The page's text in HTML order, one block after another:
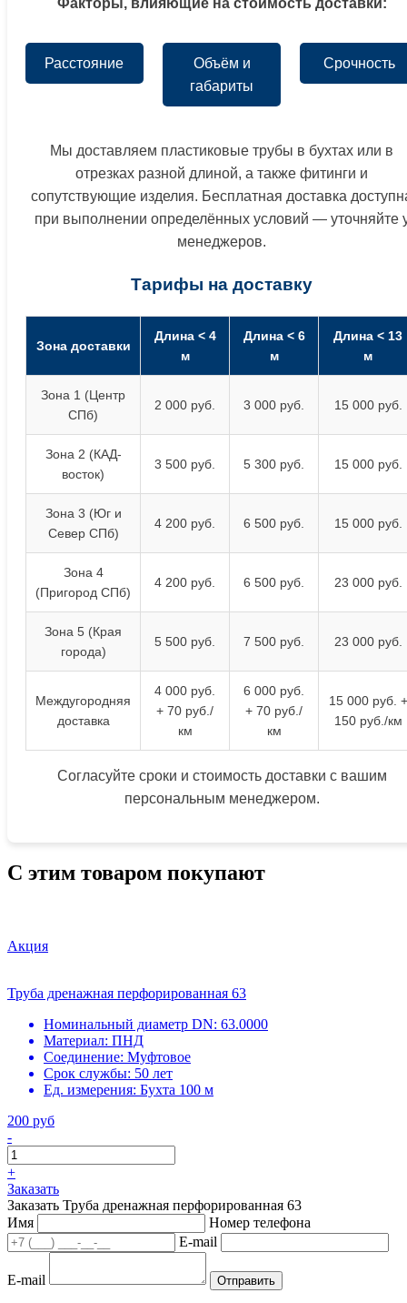
Факторы, влияющие на стоимость доставки:
Расстояние
Объём и
габариты
Срочность
Мы доставляем пластиковые трубы в бухтах или в
отрезках разной длиной, а также фитинги и
сопутствующие изделия. Бесплатная доставка
при выполнении определённых условий — уточняйте
менеджеров.
Тарифы на доставку
Зона доставки
Длина < 4
м
Длина < 6
м
Длина < 13
м
Зона 1 (Центр
СПб)
2 000 руб. 3 000 руб. 15 000 руб.
Зона 2 (КАД-
восток)
3 500 руб. 5 300 руб. 15 000 руб.
Зона 3 (Юг и
Север СПб)
4 200 руб. 6 500 руб. 15 000 руб.
Зона 4
(Пригород СПб)
4 200 руб. 6 500 руб. 23 000 руб.
Зона 5 (Края
города)
5 500 руб. 7 500 руб. 23 000 руб.
Междугородняя
доставка
4 000 руб.
+ 70 руб./
км
6 000 руб.
+ 70 руб./
км
15 000 руб. +
150 руб./км
Согласуйте сроки и стоимость доставки с вашим
персональным менеджером.
С этим товаром покупают
Акция
Труба дренажная перфорированная 63
Номинальный диаметр DN: 63.0000
Материал: ПНД
Соединение: Муфтовое
Срок службы: 50 лет
Ед. измерения: Бухта 100 м
200 руб
-
+
Заказать
Заказать Труба дренажная перфорированная 63
Имя
Номер телефона
E-mail
E-mail Отправить